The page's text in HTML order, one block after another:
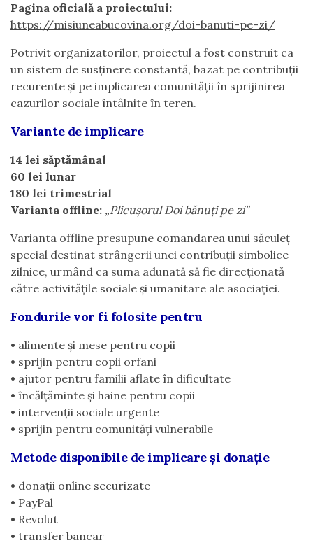
Pagina oficială a proiectului:
https://misiuneabucovina.org/doi-banuti-pe-zi/
Potrivit organizatorilor, proiectul a fost construit ca
un sistem de susținere constantă, bazat pe contribuții
recurente și pe implicarea comunității în sprijinirea
cazurilor sociale întâlnite în teren.
Variante de implicare
14 lei săptămânal
60 lei lunar
180 lei trimestrial
Varianta offline: „Plicușorul Doi bănuți pe zi”
Varianta offline presupune comandarea unui săculeț
special destinat strângerii unei contribuții simbolice
zilnice, urmând ca suma adunată să fie direcționată
către activitățile sociale și umanitare ale asociației.
Fondurile vor fi folosite pentru
• alimente și mese pentru copii
• sprijin pentru copii orfani
• ajutor pentru familii aflate în dificultate
• încălțăminte și haine pentru copii
• intervenții sociale urgente
• sprijin pentru comunități vulnerabile
Metode disponibile de implicare și donație
• donații online securizate
• PayPal
• Revolut
• transfer bancar